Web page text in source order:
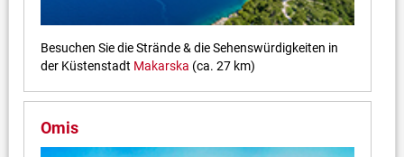
Besuchen Sie die Strände & die Sehenswürdigkeiten in
der Küstenstadt Makarska (ca. 27 km)
Omis